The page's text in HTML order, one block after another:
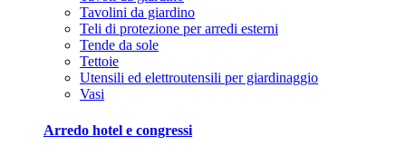
Tavolini da giardino
Teli di protezione per arredi esterni
Tende da sole
Tettoie
Utensili ed elettroutensili per giardinaggio
Vasi
Arredo hotel e congressi